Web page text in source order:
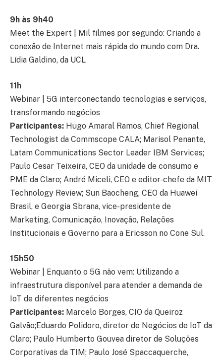
9h às 9h40
Meet the Expert | Mil filmes por segundo: Criando a
conexão de Internet mais rápida do mundo com Dra.
Lídia Galdino, da UCL
11h
Webinar | 5G interconectando tecnologias e serviços,
transformando negócios
Participantes: Hugo Amaral Ramos, Chief Regional
Technologist da Commscope CALA; Marisol Penante,
Latam Communications Sector Leader IBM Services;
Paulo Cesar Teixeira, CEO da unidade de consumo e
PME da Claro; André Miceli, CEO e editor-chefe da MIT
Technology Review; Sun Baocheng, CEO da Huawei
Brasil, e Georgia Sbrana, vice-presidente de
Marketing, Comunicação, Inovação, Relações
Institucionais e Governo para a Ericsson no Cone Sul.
15h50
Webinar | Enquanto o 5G não vem: Utilizando a
infraestrutura disponível para atender a demanda de
IoT de diferentes negócios
Participantes: Marcelo Borges, CIO da Queiroz
Galvão;Eduardo Polidoro, diretor de Negócios de IoT da
Claro; Paulo Humberto Gouvea diretor de Soluções
Corporativas da TIM; Paulo José Spaccaquerche,